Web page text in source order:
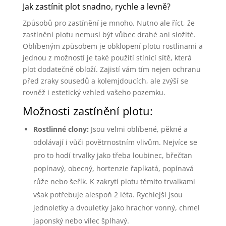
Jak zastínit plot snadno, rychle a levně?
Způsobů pro zastínění je mnoho. Nutno ale říct, že
zastínění plotu nemusí být vůbec drahé ani složité.
Oblíbeným způsobem je obklopení plotu rostlinami a
jednou z možností je také použití stínicí sítě, která
plot dodatečně obloží. Zajistí vám tím nejen ochranu
před zraky sousedů a kolemjdoucích, ale zvýší se
rovněž i estetický vzhled vašeho pozemku.
Možnosti zastínění plotu:
Rostlinné clony: Jsou velmi oblíbené, pěkné a
odolávají i vůči povětrnostním vlivům. Nejvíce se
pro to hodí trvalky jako třeba loubinec, břečťan
popínavý, obecný, hortenzie řapíkatá, popínavá
růže nebo šeřík. K zakrytí plotu těmito trvalkami
však potřebuje alespoň 2 léta. Rychlejší jsou
jednoletky a dvouletky jako hrachor vonný, chmel
japonský nebo vilec šplhavý.